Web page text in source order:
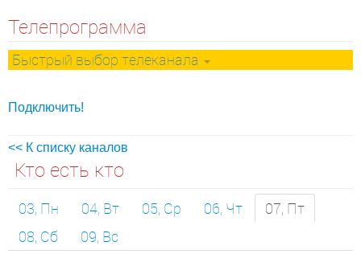
Телепрограмма
Быстрый выбор телеканала
Подключить!
<< К списку каналов
Кто есть кто
03, Пн 04, Вт 05, Ср 06, Чт
07, Пт
08, Сб
09, Вс